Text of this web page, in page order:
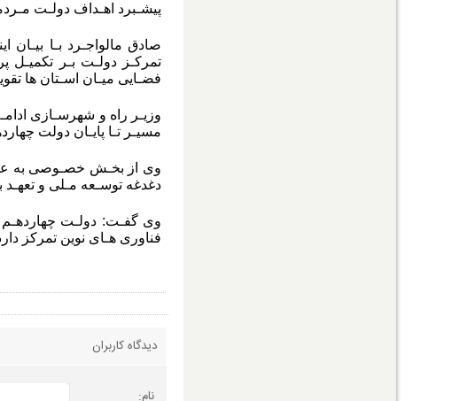
پیشـبرد اهـداف دولـت
صادق مالواجـرد بـا
تمرکـز دولـت بـر تکمیـل
فضـایی میـان اسـتان ها
وزیـر راه و شهرسـازی
مسیـر تـا پایـان دولت
وی از بخـش خصـوصی به
دغدغه توسـعه مـلی و تعهـد
وی گفـت: دولـت چهاردهـم
فناوری هـای نوین تمرکز
دیدگاه کاربران
نام: